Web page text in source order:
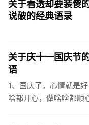
关于看透却要装傻
说破的经典语录
关于庆十一国庆节
语
1、国庆了，心情就是
啥都开心，做啥啥都顺